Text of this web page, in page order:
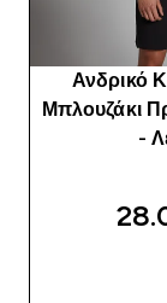
Ανδρικό
Μπλουζάκι
-